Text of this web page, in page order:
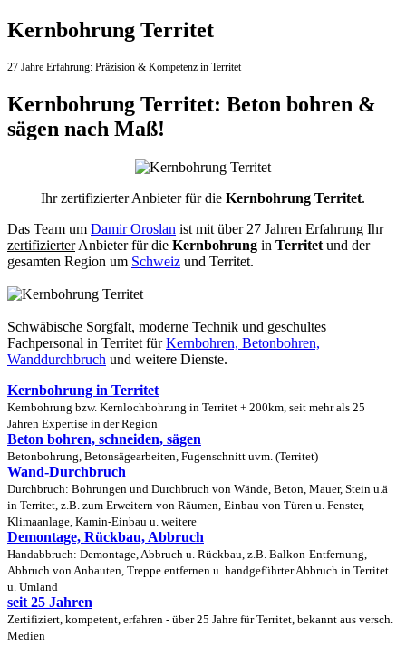
Kernbohrung Territet
27 Jahre Erfahrung: Präzision & Kompetenz in Territet
Kernbohrung Territet: Beton bohren &
sägen nach Maß!
Ihr zertifizierter Anbieter für die Kernbohrung Territet.
Das Team um Damir Oroslan ist mit über 27 Jahren Erfahrung Ihr
zertifizierterAnbieter für die Kernbohrung in Territet und der
gesamten Region um Schweiz und Territet.
Schwäbische Sorgfalt, moderne Technik und geschultes
Fachpersonal in Territet fürKernbohren, Betonbohren,
Wanddurchbruch und weitere Dienste.
Kernbohrung in Territet
Kernbohrung bzw. Kernlochbohrung in Territet + 200km, seit mehr als 25
Jahren Expertise in der Region
Beton bohren, schneiden, sägen
Betonbohrung, Betonsägearbeiten, Fugenschnitt uvm. (Territet)
Wand-Durchbruch
Durchbruch: Bohrungen und Durchbruch von Wände, Beton, Mauer, Stein u.ä
in Territet, z.B. zum Erweitern von Räumen, Einbau von Türen u. Fenster,
Klimaanlage, Kamin-Einbau u. weitere
Demontage, Rückbau, Abbruch
Handabbruch: Demontage, Abbruch u. Rückbau, z.B. Balkon-Entfernung,
Abbruch von Anbauten, Treppe entfernen u. handgeführter Abbruch in Territet
u. Umland
seit 25 Jahren
Zertifiziert, kompetent, erfahren - über 25 Jahre für Territet, bekannt aus versch.
Medien